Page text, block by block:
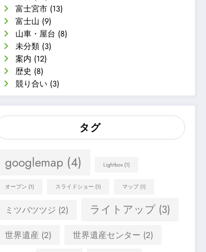
富士宮市 (13)
富士山 (9)
山車・屋台 (8)
未分類 (3)
案内 (12)
歴史 (8)
競り合い (3)
タグ
googlemap (4) Lightbox (1)
オープン (1) スライドショー (1) マップ(1)
ミツバツツジ (2) ライトアップ (3)
世界遺産 (2) 世界遺産センター (2)